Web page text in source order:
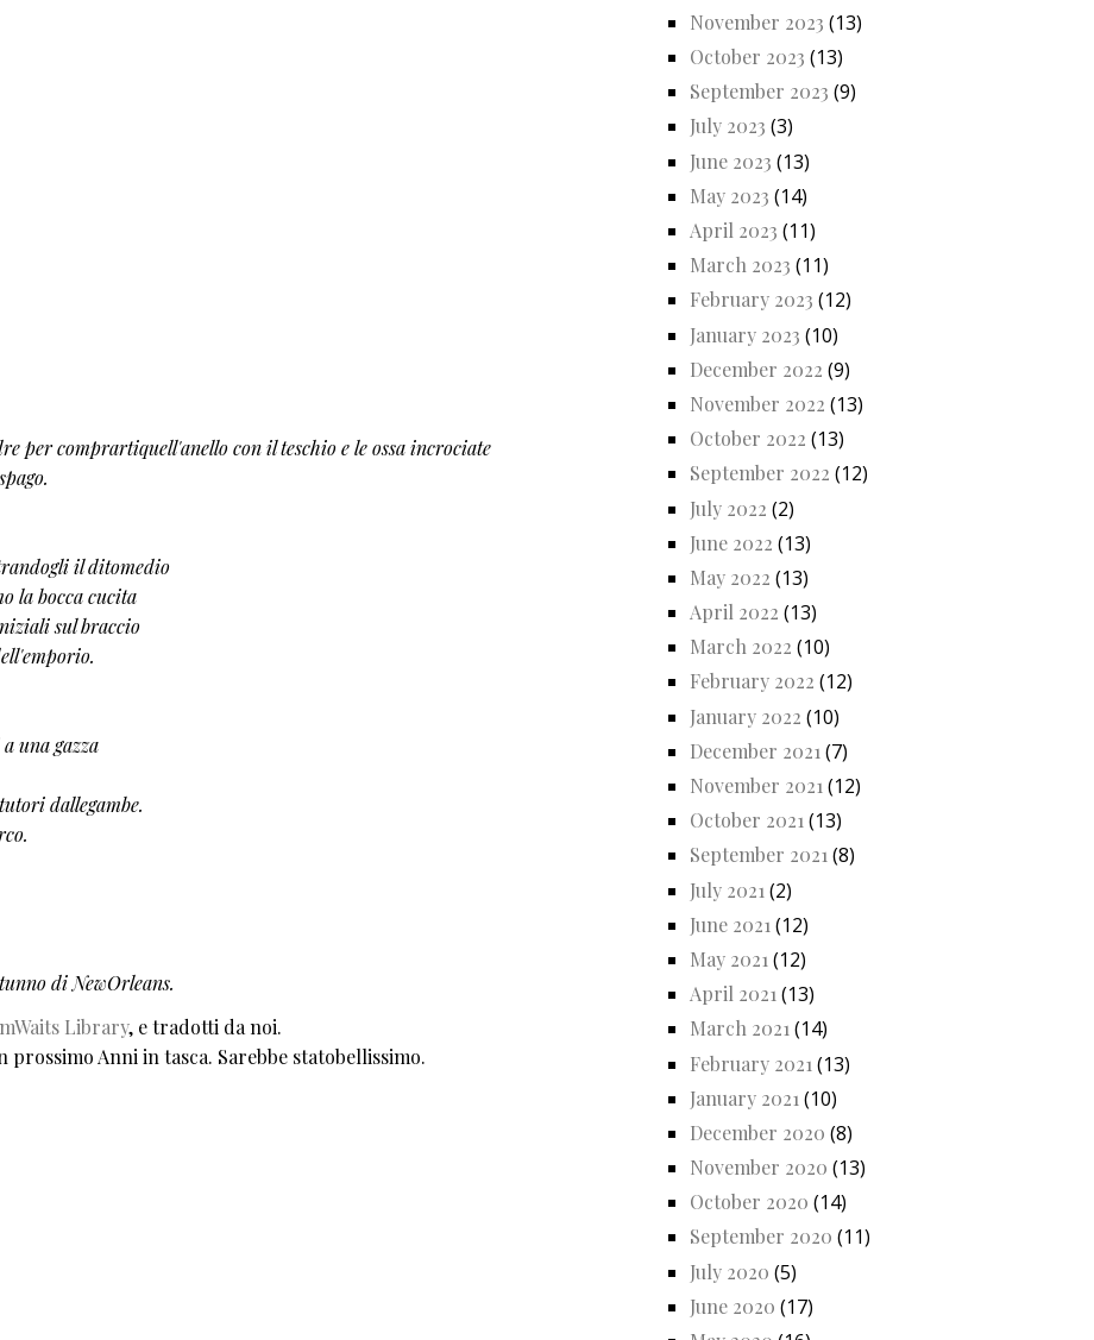
per comprartiquell'anello con il teschio e le ossa incrociate
il ditomedio
la bocca cucita
sul braccio
una gazza
dallegambe.
di NewOrleans.
Library, e tradotti da noi.
Anni in tasca. Sarebbe statobellissimo.
November 2023 (13)
October 2023 (13)
September 2023 (9)
July 2023 (3)
June 2023 (13)
May 2023 (14)
April 2023 (11)
March 2023 (11)
February 2023 (12)
January 2023 (10)
December 2022 (9)
November 2022 (13)
October 2022 (13)
September 2022 (12)
July 2022 (2)
June 2022 (13)
May 2022 (13)
April 2022 (13)
March 2022 (10)
February 2022 (12)
January 2022 (10)
December 2021 (7)
November 2021 (12)
October 2021(13)
September 2021(8)
July 2021 (2)
June 2021 (12)
May 2021 (12)
April 2021 (13)
March 2021(14)
February 2021 (13)
January 2021 (10)
December 2020 (8)
November 2020 (13)
October 2020 (14)
September 2020 (11)
July 2020 (5)
June 2020 (17)